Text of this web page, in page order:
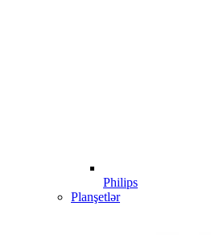
Philips
Planşetlər